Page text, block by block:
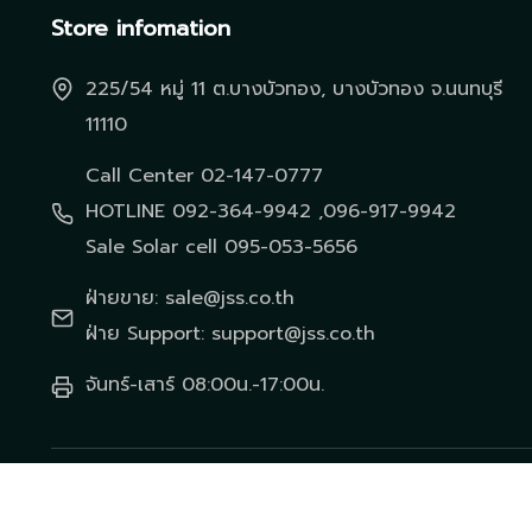
Store infomation
225/54 หมู่ 11 ต.บางบัวทอง, บางบัวทอง จ.นนทบุรี
11110
Call Center 02-147-0777
HOTLINE 092-364-9942 ,096-917-9942
Sale Solar cell 095-053-5656
ฝ่ายขาย: sale@jss.co.th
ฝ่าย Support: support@jss.co.th
จันทร์-เสาร์ 08:00น.-17:00น.